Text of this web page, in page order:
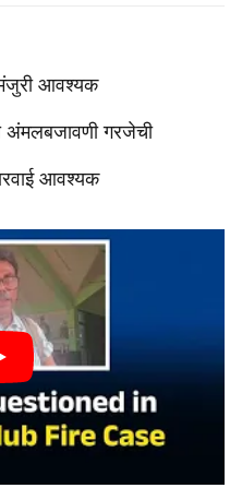
मंजुरी आवश्यक
अंमलबजावणी गरजेची
आवश्यक